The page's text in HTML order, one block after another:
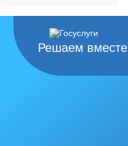
Решаем вместе